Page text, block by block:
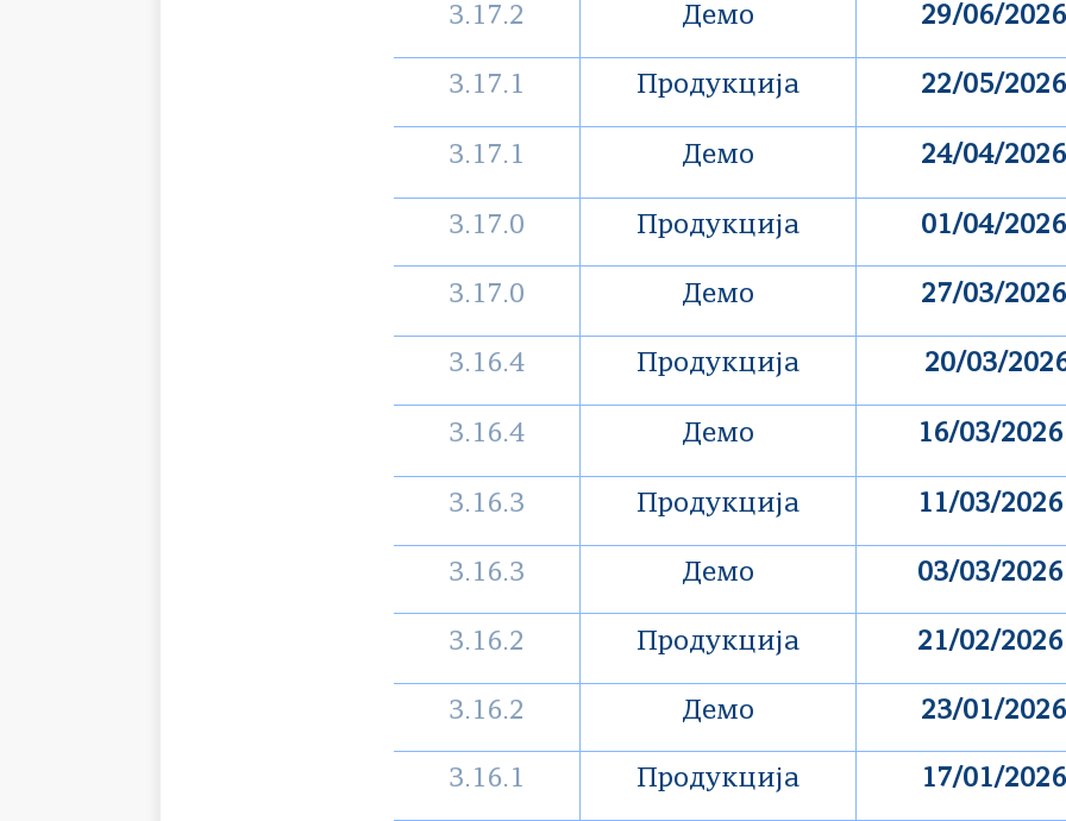
3.17.2 Демо 29/06/2026
3.17.1 Продукција 22/05/2026
3.17.1 Демо 24/04/2026
3.17.0 Продукција 01/04/2026
3.17.0 Демо 27/03/2026
3.16.4 Продукција 20/03/
3.16.4 Демо 16/03/2026
3.16.3 Продукција 11/03/2026
3.16.3 Демо 03/03/2026
3.16.2 Продукција 21/02/2026
3.16.2 Демо 23/01/2026
3.16.1 Продукција 17/01/2026